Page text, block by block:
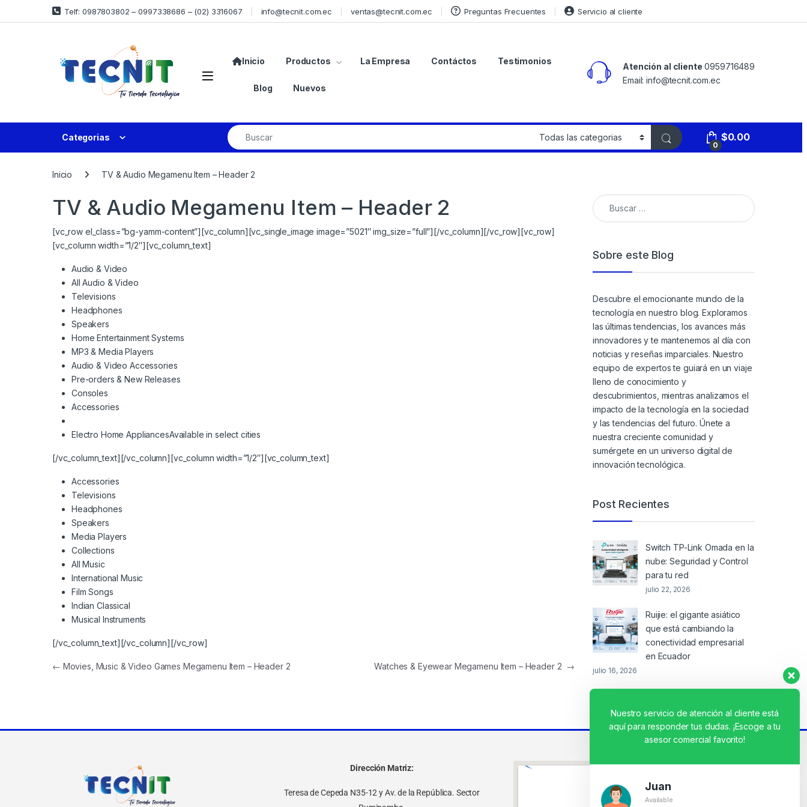
Telf: 0987803802 – 0997338686 – (02) 3316067 info@tecnit.com.ec ventas@tecnit.com.ec Preguntas Frecuentes Servicio al cliente
Inicio Productos La Empresa Contáctos Testimonios
Blog Nuevos
Atención al cliente 0959716489
Email: info@tecnit.com.ec
Categorias
0
$0.00
Inicio TV & Audio Megamenu Item – Header 2
TV & Audio Megamenu Item – Header 2
[vc_row el_class=”bg-yamm-content”][vc_column][vc_single_image image=”5021″ img_size=”full”][/vc_column][/vc_row][vc_row]
[vc_column width=”1/2″][vc_column_text]
Audio & Video
All Audio & Video
Televisions
Headphones
Speakers
Home Entertainment Systems
MP3 & Media Players
Audio & Video Accessories
Pre-orders & New Releases
Consoles
Accessories
Electro Home AppliancesAvailable in select cities
[/vc_column_text][/vc_column][vc_column width=”1/2″][vc_column_text]
Accessories
Televisions
Headphones
Speakers
Media Players
Collections
All Music
International Music
Film Songs
Indian Classical
Musical Instruments
[/vc_column_text][/vc_column][/vc_row]
← Movies, Music & Video Games Megamenu Item – Header 2 Watches & Eyewear Megamenu Item – Header 2 →
Sobre este Blog
Descubre el emocionante mundo de la
tecnología en nuestro blog. Exploramos
las últimas tendencias, los avances más
innovadores y te mantenemos al día con
noticias y reseñas imparciales. Nuestro
equipo de expertos te guiará en un viaje
lleno de conocimiento y
descubrimientos, mientras analizamos el
impacto de la tecnología en la sociedad
y las tendencias del futuro. Únete a
nuestra creciente comunidad y
sumérgete en un universo digital de
innovación tecnológica.
Post Recientes
Switch TP-Link Omada en la
nube: Seguridad y Control
para tu red
julio 22, 2026
Ruijie: el gigante asiático
que está cambiando la
conectividad empresarial
en Ecuador
julio 16, 2026
Dirección Matriz:
Teresa de Cepeda N35-12 y Av. de la República. Sector
Nuestro servicio de atención al cliente está
aquí para responder tus dudas. ¡Escoge a tu
asesor comercial favorito!
Juan
Available